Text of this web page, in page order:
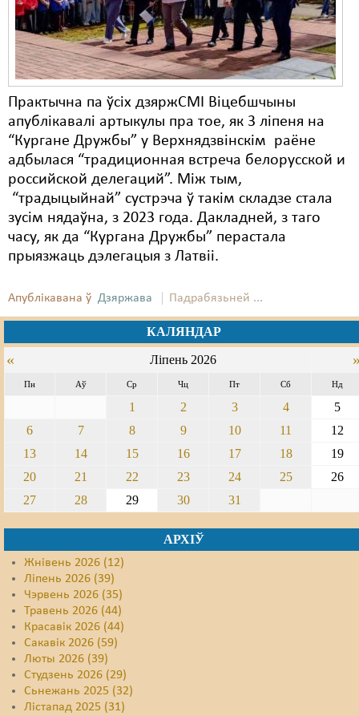
Практычна па ўсіх дзяржСМІ Віцебшчыны
апублікавалі артыкулы пра тое, як 3 ліпеня на
“Кургане Дружбы” у Верхнядзвінскім раёне
адбылася “традиционная встреча белорусской и
российской делегаций”. Між тым,
“традыцыйнай” сустрэча ў такім складзе стала
зусім нядаўна, з 2023 года. Дакладней, з таго
часу, як да “Кургана Дружбы” перастала
прыязжаць дэлегацыя з Латвіі.
Апублікавана ў Дзяржава Падрабязьней ...
КАЛЯНДАР
« Ліпень 2026
Пн Аў Ср Чц Пт Сб Нд
1 2 3 4
5
6
7 8 9 10 11
12
13
14 15 16 17 18
19
20
21 22 23 24 25
26
27
28 29 30 31
АРХІЎ
Жнівень 2026 (12)
Ліпень 2026 (39)
Чэрвень 2026 (35)
Травень 2026 (44)
Красавік 2026 (44)
Сакавік 2026 (59)
Люты 2026 (39)
Студзень 2026 (29)
Сьнежань 2025 (32)
Лістапад 2025 (31)
Мігранты
Мірныя сходы
Палітвязьні
Праваабаронцы
Правы дзіцяці
Пэнітэнцыярная сыстэма
Распальваньне варожасьці
Рознае
Свабода слова
Свабода сумленьня
Сьмяротнае пакараньне
Правы працоўных
Сацыяльныя правы